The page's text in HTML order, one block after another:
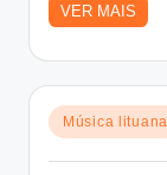
VER MAIS
Posted
in
Música lituana